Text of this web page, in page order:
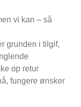
vi kan – så
grunden i tilgif,
op retur
fungere ønsker